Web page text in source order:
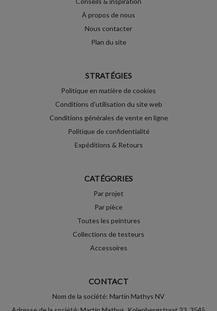
À propos de nous
Nous contacter
Plan du site
STRATÉGIES
Politique en matière de cookies
Conditions d'utilisation du site web
Conditions générales de vente en ligne
Politique de confidentialité
Expéditions & Retours
CATÉGORIES
Par projet
Par pièce
Toutes les peintures
Collections de testeurs
Accessoires
CONTACT
Nom de la société: Martin Mathys NV